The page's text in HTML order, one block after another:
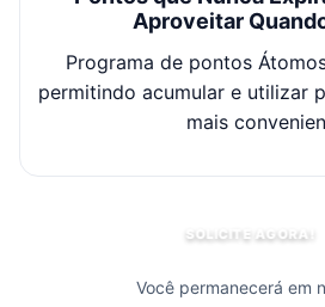
Aproveitar
Programa de pontos
permitindo acumular e utilizar
mais
SOLICITE AGORA!
Você permanecerá em